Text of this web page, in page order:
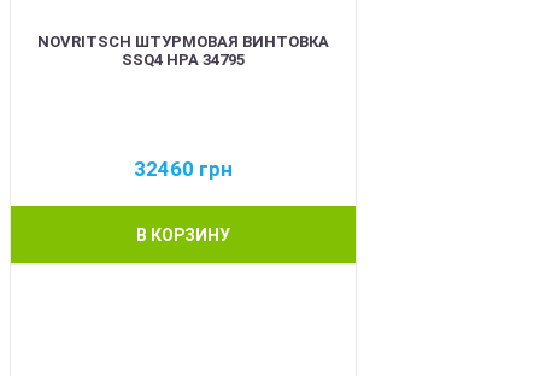
NOVRITSCH ШТУРМОВАЯ ВИНТОВКА
SSQ4 HPA 34795
32460 грн
В КОРЗИНУ